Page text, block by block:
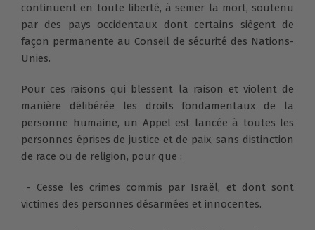
continuent en toute liberté, à semer la mort, soutenu
par des pays occidentaux dont certains siègent de
façon permanente au Conseil de sécurité des Nations-
Unies.
Pour ces raisons qui blessent la raison et violent de
manière délibérée les droits fondamentaux de la
personne humaine, un Appel est lancée à toutes les
personnes éprises de justice et de paix, sans distinction
de race ou de religion, pour que :
- Cesse les crimes commis par Israël, et dont sont
victimes des personnes désarmées et innocentes.